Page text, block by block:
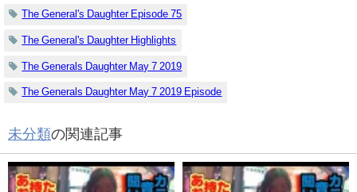
The General's Daughter Episode 75
The General's Daughter Highlights
The Generals Daughter May 7 2019
The Generals Daughter May 7 2019 Episode
未分類の関連記事